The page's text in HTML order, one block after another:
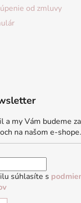
od zmluvy
a my Vám budeme
na našom e-shope.
súhlasíte s